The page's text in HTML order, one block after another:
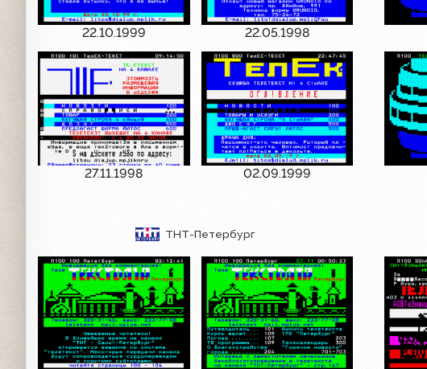
22.10.1999 22.05.1998
27.11.1998 02.09.1999
ТНТ-Петербург